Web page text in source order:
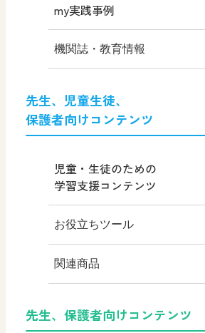
工芸Ⅰ
工芸Ⅱ
my実践事例
機関誌・教育情報
MOVE
その他の教育資料
高校教科書×美術館
教育情報
つなぐ つながる ICT
まなびとプラス
先生、児童生徒、
保護者向けコンテンツ
児童・生徒のための
学習支援コンテンツ
お役立ちツール
はいると
関連商品
先生、保護者向けコンテンツ